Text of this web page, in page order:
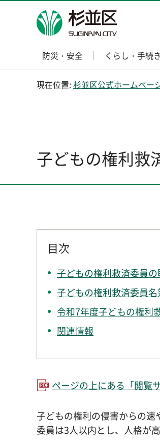
杉並区
防災・安全 くらし・手続き
現在位置:杉並区公式ホームペー
子どもの権利救
目次
子どもの権利救済委員
子どもの権利救済委員名
令和7年度子どもの権利
関連情報
ページの上にある「閲覧
子どもの権利の侵害からの速
委員は3人以内とし、人格が